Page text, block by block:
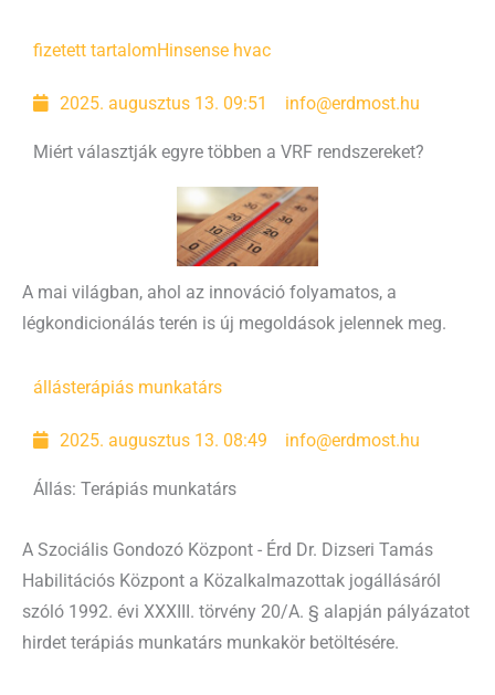
fizetett tartalomHinsense hvac
2025. augusztus 13. 09:51 info@erdmost.hu
Miért választják egyre többen a VRF rendszereket?
A mai világban, ahol az innováció folyamatos, a
légkondicionálás terén is új megoldások jelennek meg.
állásterápiás munkatárs
2025. augusztus 13. 08:49 info@erdmost.hu
Állás: Terápiás munkatárs
A Szociális Gondozó Központ - Érd Dr. Dizseri Tamás
Habilitációs Központ a Közalkalmazottak jogállásáról
szóló 1992. évi XXXIII. törvény 20/A. § alapján pályázatot
hirdet terápiás munkatárs munkakör betöltésére.